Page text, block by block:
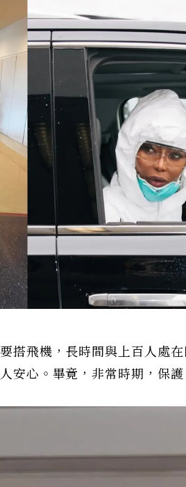
搭飛機，長時間與上百人處
安心。畢竟，非常時期，保護